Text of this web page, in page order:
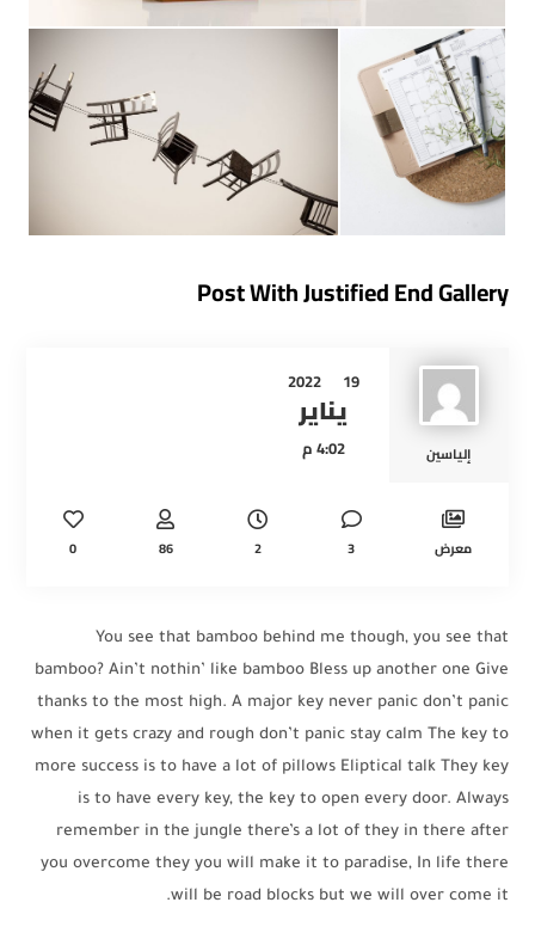
Post With Justified End Gallery
إلياسين
19
2022
يناير
4:02 م
معرض 3
2
86
0
You see that bamboo behind me though, you see that
bamboo? Ain’t nothin’ like bamboo Bless up another one Give
thanks to the most high. A major key never panic don’t panic
when it gets crazy and rough don’t panic stay calm The key to
more success is to have a lot of pillows Eliptical talk They key
is to have every key, the key to open every door. Always
remember in the jungle there’s a lot of they in there after
you overcome they you will make it to paradise, In life there
will be road blocks but we will over come it.